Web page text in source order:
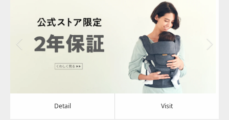
アパレル・バッグ
Detail Visit
Detail Visit